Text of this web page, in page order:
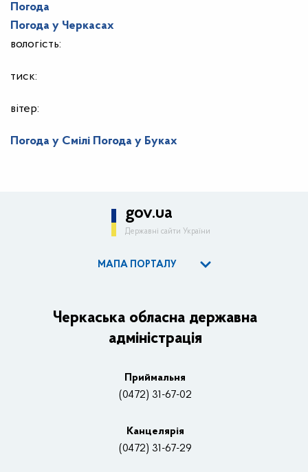
Погода
Погода у Черкасах
вологість:
тиск:
вітер:
Погода у Смілі Погода у Буках
gov.ua
Державні сайти України
МАПА ПОРТАЛУ
Керівництво адміністрації
Основні завдання та нормативно-правові засади
Нагороди
Контакти
Черкаська обласна державна
адміністрація
Приймальня
(0472) 31-67-02
Канцелярiя
(0472) 31-67-29